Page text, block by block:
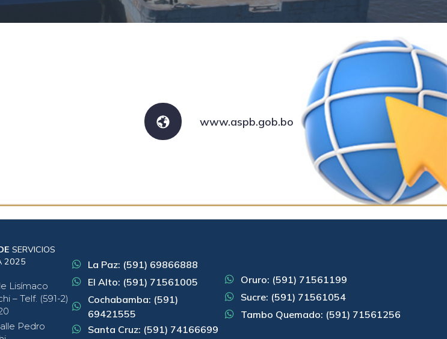
www.aspb.gob.bo
SERVICIOS
2025
Lisímaco
– Telf. (591-2)
Pedro
La Paz: (591) 69866888
El Alto: (591) 71561005
Cochabamba: (591)
69421555
Santa Cruz: (591) 74166699
Oruro: (591) 71561199
Sucre: (591) 71561054
Tambo Quemado: (591) 71561256